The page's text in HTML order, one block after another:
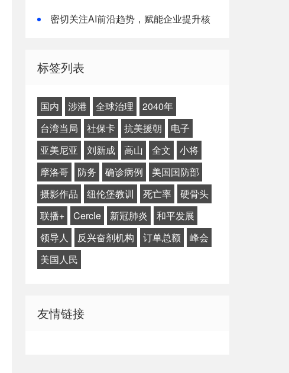
密切关注AI前沿趋势，赋能企业提升核
标签列表
国内 涉港 全球治理
2040年
台湾当局
社保卡 抗美援朝
电子
亚美尼亚
刘新成 高山 全文
小将
摩洛哥
防务 确诊病例
美国国防部
摄影作品
纽伦堡教训 死亡率
硬骨头
联播+
Cercle 新冠肺炎
和平发展
领导人
反兴奋剂机构 订单总额
峰会
美国人民
友情链接